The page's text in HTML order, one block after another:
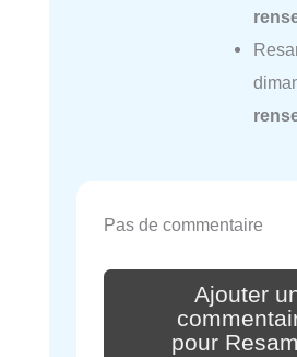
Pas de commentaire
Ajouter
pour